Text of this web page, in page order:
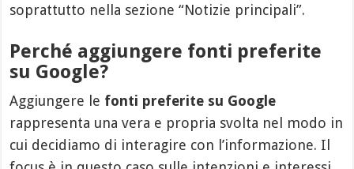
soprattutto nella sezione “Notizie principali”.
Perché aggiungere fonti preferite
su Google?
Aggiungere le fonti preferite su Google
rappresenta una vera e propria svolta nel modo in
cui decidiamo di interagire con l’informazione. Il